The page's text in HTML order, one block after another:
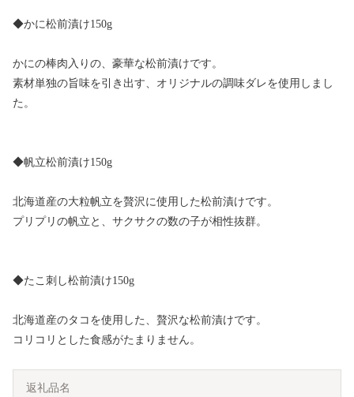
◆かに松前漬け150g
かにの棒肉入りの、豪華な松前漬けです。
素材単独の旨味を引き出す、オリジナルの調味ダレを使用しまし
た。
◆帆立松前漬け150g
北海道産の大粒帆立を贅沢に使用した松前漬けです。
プリプリの帆立と、サクサクの数の子が相性抜群。
◆たこ刺し松前漬け150g
北海道産のタコを使用した、贅沢な松前漬けです。
コリコリとした食感がたまりません。
返礼品名